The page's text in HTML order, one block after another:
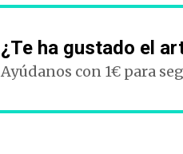
¿Te ha gustado el
Ayúdanos con 1€ para